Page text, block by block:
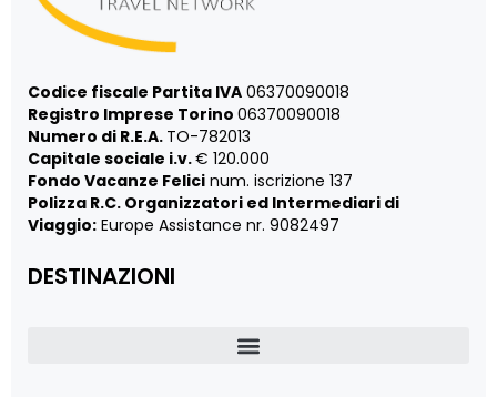
Codice fiscale Partita IVA 06370090018
Registro Imprese Torino 06370090018
Numero di R.E.A. TO-782013
Capitale sociale i.v.€ 120.000
Fondo Vacanze Felici num. iscrizione 137
Polizza R.C. Organizzatori ed Intermediari di
Viaggio: Europe Assistance nr. 9082497
DESTINAZIONI